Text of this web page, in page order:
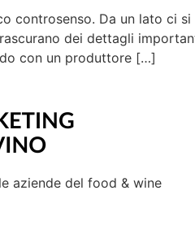
controsenso. Da un lato ci
dei dettagli
con un produttore […]
aziende del food & wine